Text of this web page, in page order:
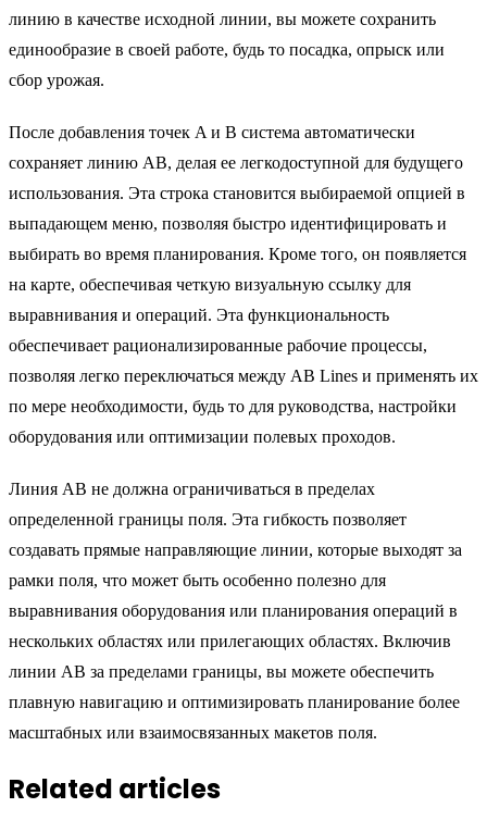
линию в качестве исходной линии, вы можете сохранить
единообразие в своей работе, будь то посадка, опрыск или
сбор урожая.
После добавления точек A и B система автоматически
сохраняет линию AB, делая ее легкодоступной для будущего
использования. Эта строка становится выбираемой опцией в
выпадающем меню, позволяя быстро идентифицировать и
выбирать во время планирования. Кроме того, он появляется
на карте, обеспечивая четкую визуальную ссылку для
выравнивания и операций. Эта функциональность
обеспечивает рационализированные рабочие процессы,
позволяя легко переключаться между AB Lines и применять их
по мере необходимости, будь то для руководства, настройки
оборудования или оптимизации полевых проходов.
Линия AB не должна ограничиваться в пределах
определенной границы поля. Эта гибкость позволяет
создавать прямые направляющие линии, которые выходят за
рамки поля, что может быть особенно полезно для
выравнивания оборудования или планирования операций в
нескольких областях или прилегающих областях. Включив
линии AB за пределами границы, вы можете обеспечить
плавную навигацию и оптимизировать планирование более
масштабных или взаимосвязанных макетов поля.
Related articles